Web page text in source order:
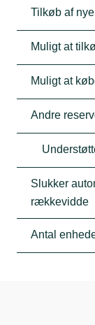
Tilkøb af
Muligt at
Muligt at
Andre
Slukker
rækkevidde
Antal